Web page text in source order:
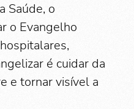
Saúde, o
o Evangelho
é cuidar da
e tornar visível a